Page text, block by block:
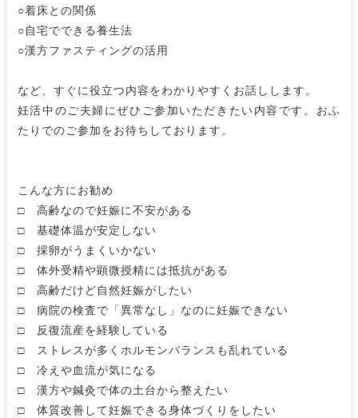
○着床との関係
○自宅でできる養生法
○漢方ファスティングの活用
など、すぐに役立つ内容をわかりやすくお話しします。
妊活中のご夫婦にぜひご参加いただきたい内容です。おふ
たりでのご参加をお待ちしております。
こんな方にお勧め
□ 高齢なので妊娠に不安がある
□ 基礎体温が安定しない
□ 採卵がうまくいかない
□ 体外受精や顕微授精には抵抗がある
□ 高齢だけど自然妊娠がしたい
□ 病院の検査で「異常なし」なのに妊娠できない
□ 反復流産を経験している
□ ストレスが多くホルモンバランスも乱れている
□ 冷えや血流が気になる
□ 漢方や鍼灸で体の土台から整えたい
□ 体質改善して妊娠できる身体づくりをしたい